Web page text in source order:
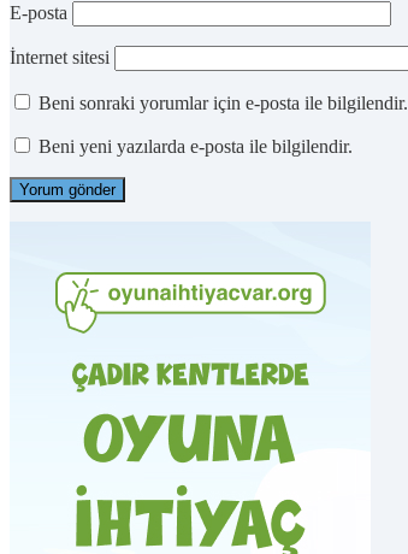
E-posta
İnternet sitesi
Beni sonraki yorumlar için e-posta ile bilgilendir.
Beni yeni yazılarda e-posta ile bilgilendir.